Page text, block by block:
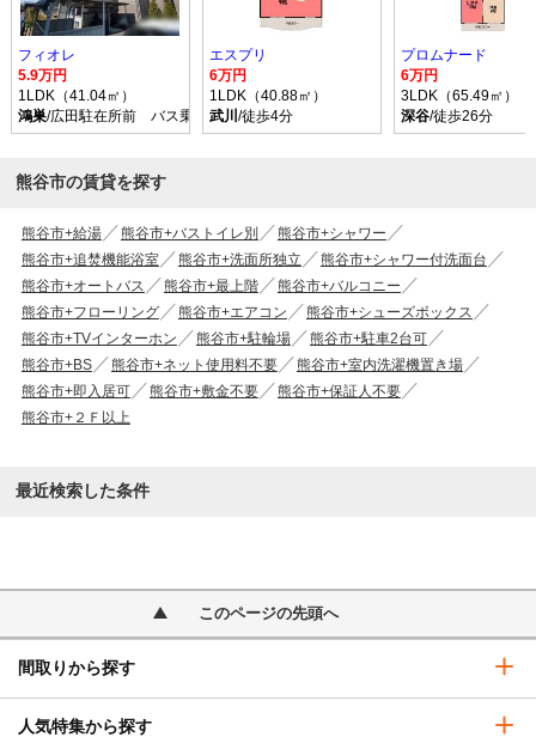
フィオレ
5.9万円
1LDK（41.04㎡）
鴻巣/広田駐在所前 バス乗車時間23分 停歩7分
エスプリ
6万円
1LDK（40.88㎡）
武川 /徒歩4分
プロムナード
6万円
3LDK（65.49㎡）
深谷/徒歩26分
熊谷市の賃貸を探す
熊谷市+給湯 熊谷市+バストイレ別
熊谷市+シャワー
熊谷市+追焚機能浴室
熊谷市+洗面所独立
熊谷市+シャワー付洗面台
熊谷市+オートバス
熊谷市+最上階
熊谷市+バルコニー
熊谷市+フローリング
熊谷市+エアコン
熊谷市+シューズボックス
熊谷市+TVインターホン
熊谷市+駐輪場
熊谷市+駐車2台可
熊谷市+BS
熊谷市+ネット使用料不要
熊谷市+室内洗濯機置き場
熊谷市+即入居可
熊谷市+敷金不要
熊谷市+保証人不要
熊谷市+２Ｆ以上
最近検索した条件
このページの先頭へ
間取りから探す
人気特集から探す